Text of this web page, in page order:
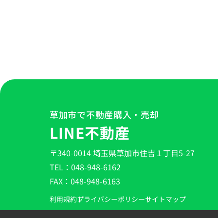
草加市で不動産購入・売却
LINE不動産
〒340-0014 埼玉県草加市住吉１丁目5-27
TEL：048-948-6162
FAX：048-948-6163
利用規約プライバシーポリシーサイトマップ